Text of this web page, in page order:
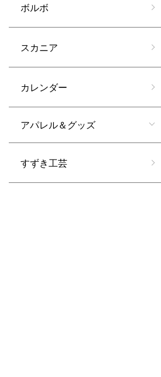
ボルボ
スカニア
カレンダー
アパレル＆グッズ
すずき工芸